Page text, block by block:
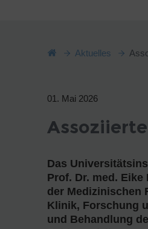
Aktuelles
01. Mai 2026
Das
Prof. Dr. med.
der Medizinischen
Klinik, Forschung
und Behandlung